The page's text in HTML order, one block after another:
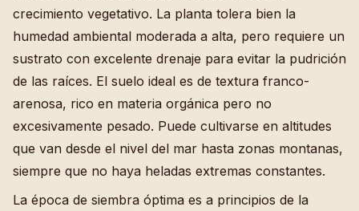
crecimiento vegetativo. La planta tolera bien la
humedad ambiental moderada a alta, pero requiere un
sustrato con excelente drenaje para evitar la pudrición
de las raíces. El suelo ideal es de textura franco-
arenosa, rico en materia orgánica pero no
excesivamente pesado. Puede cultivarse en altitudes
que van desde el nivel del mar hasta zonas montanas,
siempre que no haya heladas extremas constantes.
La época de siembra óptima es a principios de la